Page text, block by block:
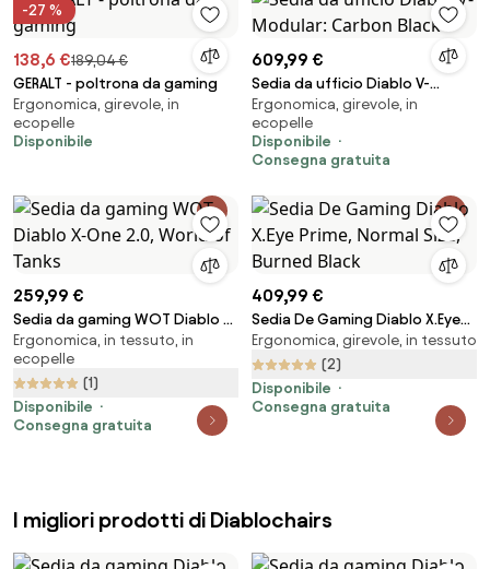
-27 %
138,6 €189,04 €
GERALT - poltrona da gaming
Ergonomica, girevole, in
ecopelle
Disponibile
609,99 €
Sedia da ufficio Diablo V-
Modular: Carbon Black
Ergonomica, girevole, in
ecopelle
Disponibile
Consegna gratuita
259,99 €
Sedia da gaming WOT Diablo X-
One 2.0, World of Tanks
Ergonomica, in tessuto, in
ecopelle
(1)
Disponibile
Consegna gratuita
409,99 €
Sedia De Gaming Diablo X.Eye
Prime, Normal Size, Burned Black
Ergonomica, girevole, in tessuto
(2)
Disponibile
Consegna gratuita
I migliori prodotti di Diablochairs